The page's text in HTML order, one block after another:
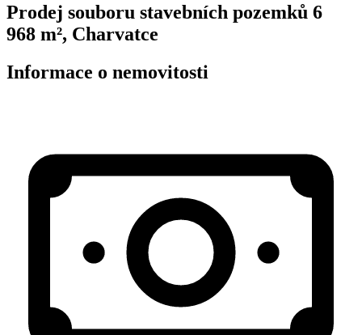
Prodej souboru stavebních pozemků 6
968 m², Charvatce
Informace o nemovitosti